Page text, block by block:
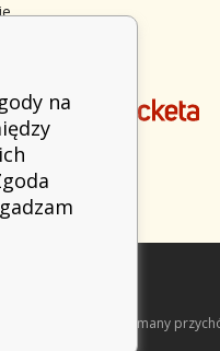
zarejestrować otrzymany
na